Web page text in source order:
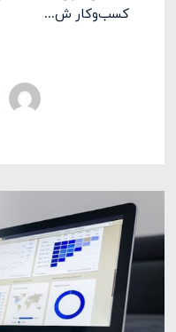
کسب‌وکار ش...